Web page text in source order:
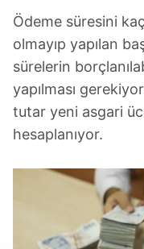
Ödeme süresini
olmayıp yapılan
sürelerin
yapılması
tutar yeni asgari
hesaplanıyor.